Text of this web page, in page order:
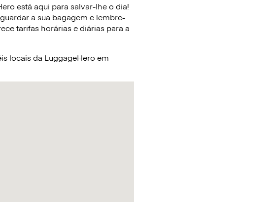
está aqui para salvar-lhe o dia!
a sua bagagem e lembre-
tarifas horárias e diárias para a
locais da LuggageHero em